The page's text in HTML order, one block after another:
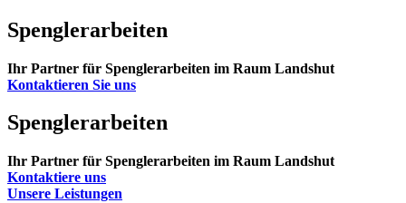
Spenglerarbeiten
Ihr Partner für Spenglerarbeiten im Raum Landshut
Kontaktieren Sie uns
Spenglerarbeiten
Ihr Partner für Spenglerarbeiten im Raum Landshut
Kontaktiere uns
Unsere Leistungen